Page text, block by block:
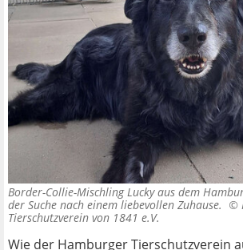
Border-Collie-Mischling Lucky aus dem
der Suche nach einem liebevollen Zuhause. ©
Tierschutzverein von 1841 e.V.
Wie der Hamburger Tierschutzverein